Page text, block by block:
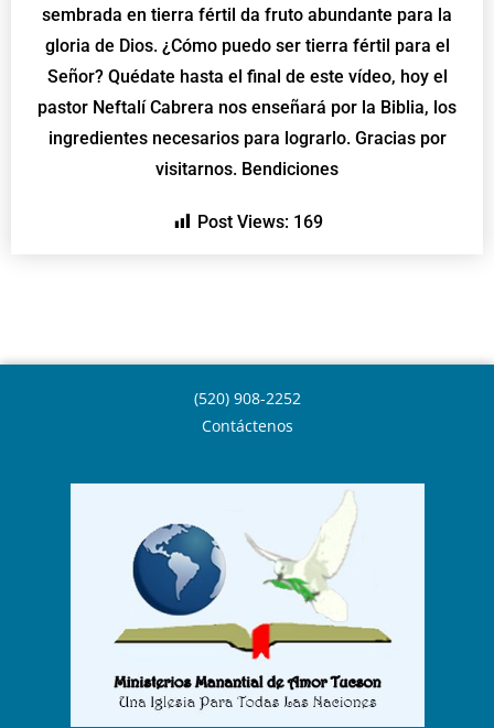
sembrada en tierra fértil da fruto abundante para la
gloria de Dios. ¿Cómo puedo ser tierra fértil para el
Señor? Quédate hasta el final de este vídeo, hoy el
pastor Neftalí Cabrera nos enseñará por la Biblia, los
ingredientes necesarios para lograrlo. Gracias por
visitarnos. Bendiciones
Post Views: 169
(520) 908-2252
Contáctenos